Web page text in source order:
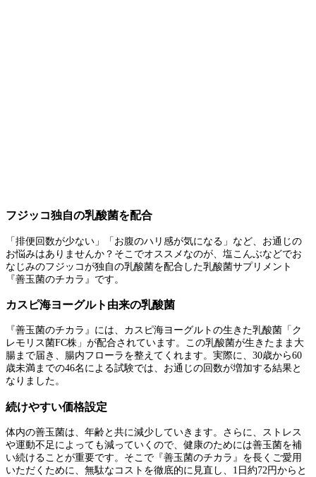
フジッコ独自の乳酸菌を配合
「排便回数が少ない」「お腹のハリ感が気になる」など、お通じの
お悩みはありませんか？そこでオススメなのが、塩こんぶなどでお
なじみのフジッコが独自の乳酸菌を配合した乳酸菌サプリメント
『善玉菌のチカラ』です。
カスピ海ヨーグルト由来の乳酸菌
『善玉菌のチカラ』には、カスピ海ヨーグルトの生きた乳酸菌「ク
レモリス菌FC株」が配合されています。この乳酸菌が生きたまま大
腸まで届き、腸内フローラを整えてくれます。実際に、30歳から60
歳未満までの46名による試験では、お通じの回数が増加する結果と
なりました。
続けやすい価格設定
体内の善玉菌は、年齢と共に減少していきます。さらに、ストレス
や運動不足によっても減っていくので、健康のためには善玉菌を補
い続けることが重要です。そこで『善玉菌のチカラ』を長くご愛用
いただくために、無駄なコストを徹底的に見直し、1日約72円からと